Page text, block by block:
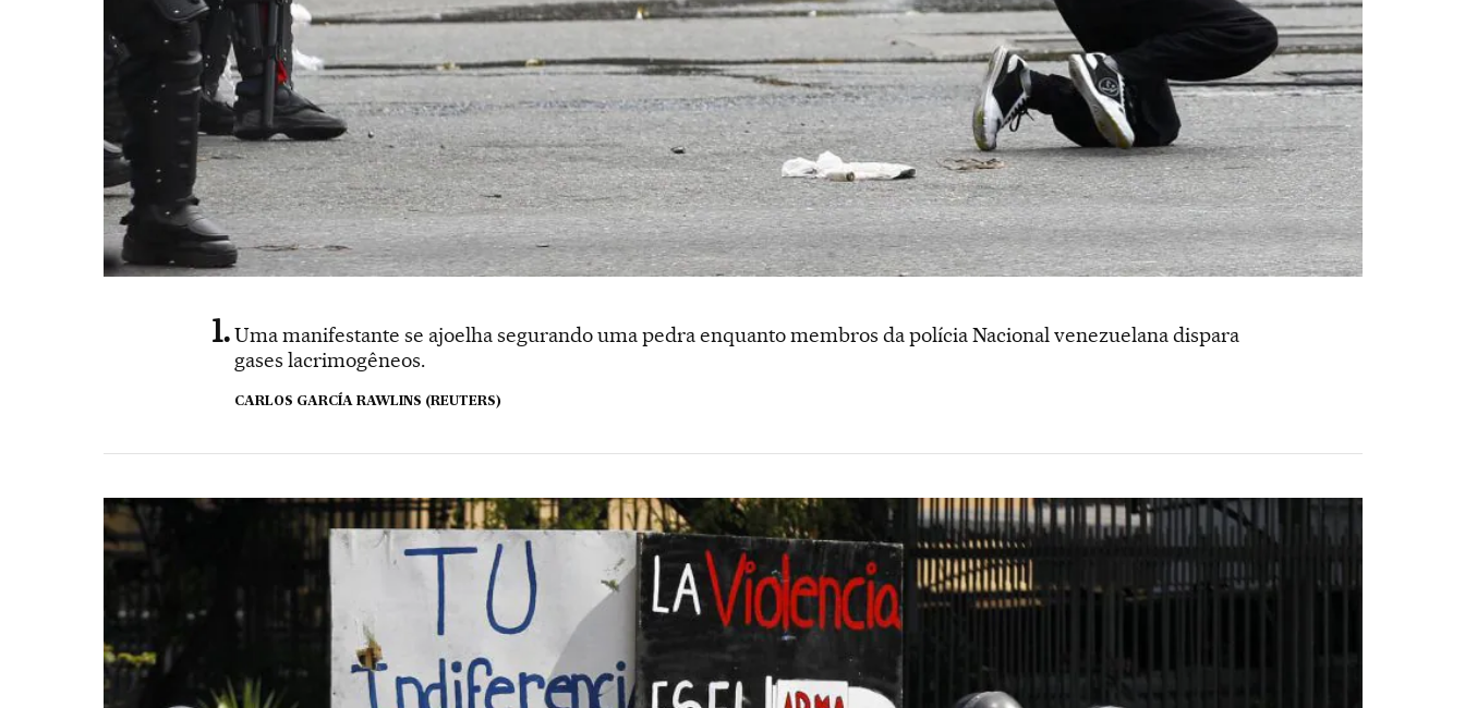
Uma manifestante se ajoelha segurando uma pedra enquanto membros da polícia Nacional venezuelana dispara
gases lacrimogêneos.
CARLOS GARCÍA RAWLINS (REUTERS)